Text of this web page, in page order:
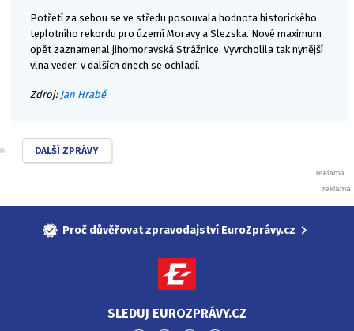
Potřetí za sebou se ve středu posouvala hodnota historického
teplotního rekordu pro území Moravy a Slezska. Nové maximum
opět zaznamenal jihomoravská Strážnice. Vyvrcholila tak nynější
vlna veder, v dalších dnech se ochladí.
Zdroj: Jan Hrabě
DALŠÍ ZPRÁVY
Proč důvěřovat zpravodajství EuroZprávy.cz
SLEDUJ EUROZPRÁVY.CZ